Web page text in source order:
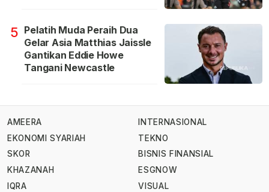
5 Pelatih Muda Peraih Dua
Gelar Asia Matthias Jaissle
Gantikan Eddie Howe
Tangani Newcastle
AMEERA
EKONOMI SYARIAH
SKOR
KHAZANAH
IQRA
INTERNASIONAL
TEKNO
BISNIS FINANSIAL
ESGNOW
VISUAL